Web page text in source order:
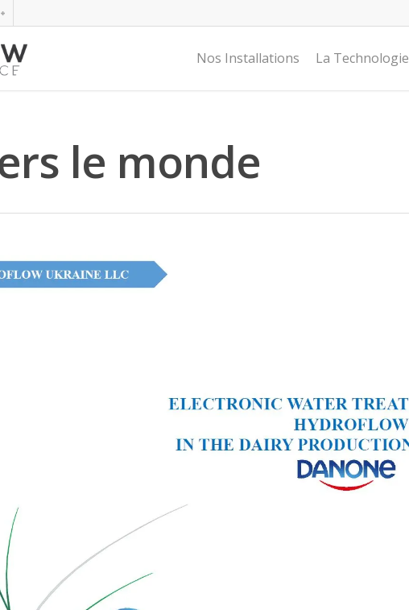
Nos Installations La Technologie
le monde